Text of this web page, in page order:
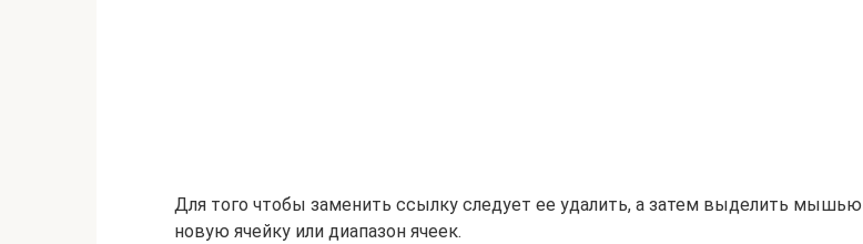
Для того чтобы заменить ссылку следует ее удалить, а затем выделить мышью
новую ячейку или диапазон ячеек.